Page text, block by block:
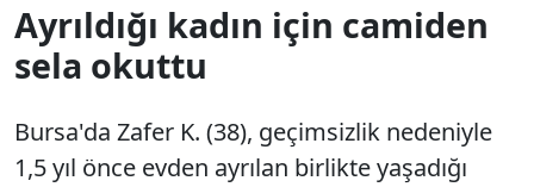
Ayrıldığı kadın için camiden
sela okuttu
Bursa'da Zafer K. (38), geçimsizlik nedeniyle
1,5 yıl önce evden ayrılan birlikte yaşadığı